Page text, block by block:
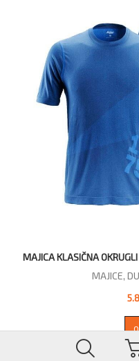
MAJICA KLASIČNA
MAJICE,